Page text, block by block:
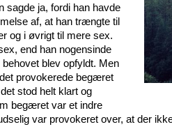
sagde ja, fordi han havde
af, at han trængte til
og i øvrigt til mere sex.
end han nogensinde
blev opfyldt. Men
provokerede begæret
stod helt klart og
begæret var et indre
var provokeret over, at der